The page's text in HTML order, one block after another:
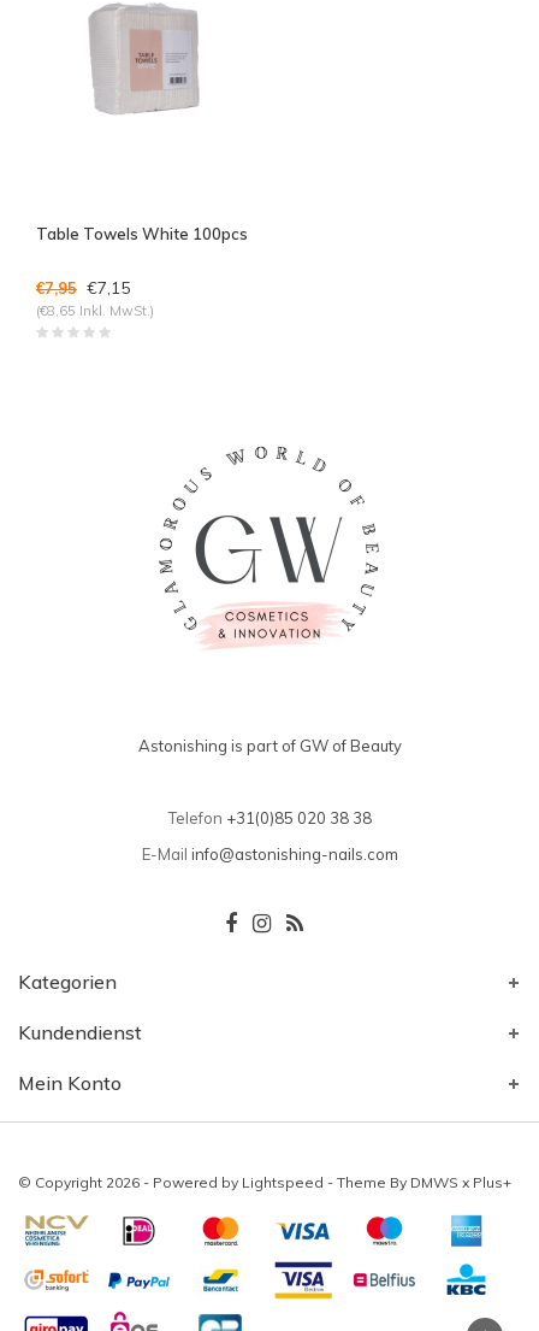
Table Towels White 100pcs
€7,95 €7,15
(€8,65 Inkl. MwSt.)
Astonishing is part of GW of Beauty
Telefon +31(0)85 020 38 38
E-Mail info@astonishing-nails.com
Kategorien
Kundendienst
Mein Konto
© Copyright 2026 - Powered by Lightspeed - Theme By DMWS x Plus+